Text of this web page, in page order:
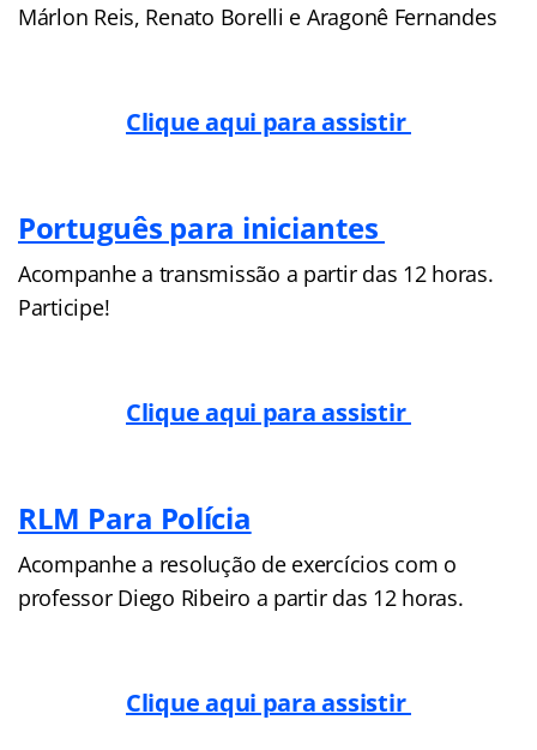
Márlon Reis, Renato Borelli e Aragonê Fernandes
Clique aqui para assistir
Português para iniciantes
Acompanhe a transmissão a partir das 12 horas.
Participe!
Clique aqui para assistir
RLM Para Polícia
Acompanhe a resolução de exercícios com o
professor Diego Ribeiro a partir das 12 horas.
Clique aqui para assistir